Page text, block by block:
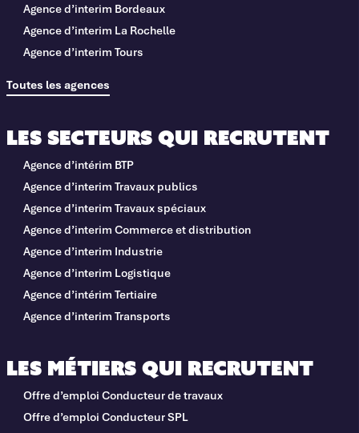
Agence d’interim Bordeaux
Agence d’interim La Rochelle
Agence d’interim Tours
Toutes les agences
Les métiers qui recrutent
Offre d’emploi Conducteur de travaux
Offre d’emploi Conducteur SPL
Les secteurs qui recrutent
Agence d’intérim BTP
Agence d’interim Travaux publics
Agence d’interim Travaux spéciaux
Agence d’interim Commerce et distribution
Agence d’interim Industrie
Agence d’interim Logistique
Agence d’intérim Tertiaire
Agence d’interim Transports